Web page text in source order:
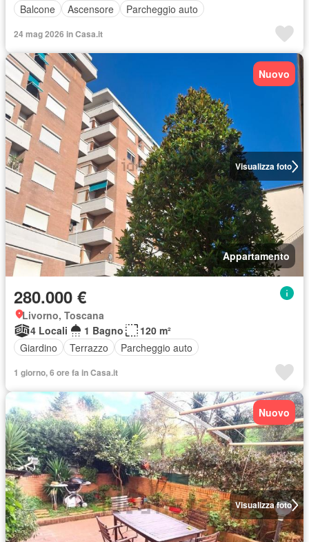
Balcone
Ascensore Parcheggio auto
24 mag 2026 in Casa.it
Visualizza foto
Nuovo
Appartamento
280.000 €
Livorno, Toscana
4 Locali
1 Bagno
120 m²
Giardino
Terrazzo Parcheggio auto
1 giorno, 6 ore fa in Casa.it
Visualizza foto
Nuovo